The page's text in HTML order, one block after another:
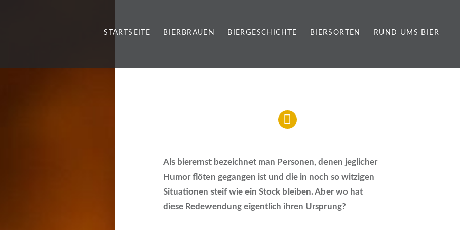
STARTSEITE BIERBRAUEN BIERGESCHICHTE BIERSORTEN RUND UMS BIER
Als bierernst bezeichnet man Personen, denen jeglicher
Humor flöten gegangen ist und die in noch so witzigen
Situationen steif wie ein Stock bleiben. Aber wo hat
diese Redewendung eigentlich ihren Ursprung?